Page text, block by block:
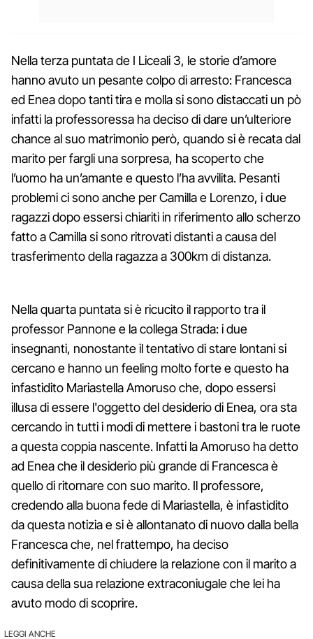
Nella terza puntata de I Liceali 3, le storie d’amore
hanno avuto un pesante colpo di arresto: Francesca
ed Enea dopo tanti tira e molla si sono distaccati un pò
infatti la professoressa ha deciso di dare un’ulteriore
chance al suo matrimonio però, quando si è recata dal
marito per fargli una sorpresa, ha scoperto che
l’uomo ha un’amante e questo l’ha avvilita. Pesanti
problemi ci sono anche per Camilla e Lorenzo, i due
ragazzi dopo essersi chiariti in riferimento allo scherzo
fatto a Camilla si sono ritrovati distanti a causa del
trasferimento della ragazza a 300km di distanza.
Nella quarta puntata si è ricucito il rapporto tra il
professor Pannone e la collega Strada: i due
insegnanti, nonostante il tentativo di stare lontani si
cercano e hanno un feeling molto forte e questo ha
infastidito Mariastella Amoruso che, dopo essersi
illusa di essere l'oggetto del desiderio di Enea, ora sta
cercando in tutti i modi di mettere i bastoni tra le ruote
a questa coppia nascente. Infatti la Amoruso ha detto
ad Enea che il desiderio più grande di Francesca è
quello di ritornare con suo marito. Il professore,
credendo alla buona fede di Mariastella, è infastidito
da questa notizia e si è allontanato di nuovo dalla bella
Francesca che, nel frattempo, ha deciso
definitivamente di chiudere la relazione con il marito a
causa della sua relazione extraconiugale che lei ha
avuto modo di scoprire.
LEGGI ANCHE